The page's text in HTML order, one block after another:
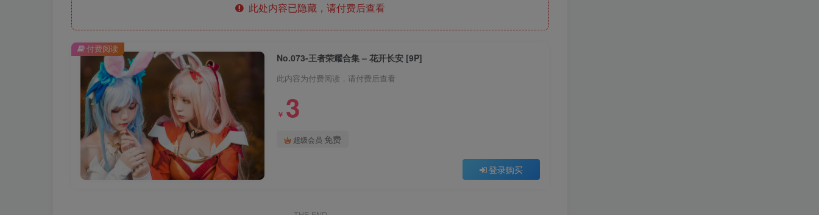
此处内容已隐藏，请付费后查看
No.073-王者荣耀合集 – 花开长安 [9P]
此内容为付费阅读，请付费后查看
￥ 3
超级会员 免费
登录购买
付费阅读